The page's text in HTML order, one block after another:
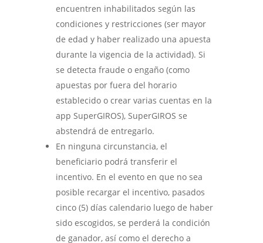
encuentren inhabilitados según las
condiciones y restricciones (ser mayor
de edad y haber realizado una apuesta
durante la vigencia de la actividad). Si
se detecta fraude o engaño (como
apuestas por fuera del horario
establecido o crear varias cuentas en la
app SuperGIROS), SuperGIROS se
abstendrá de entregarlo.
En ninguna circunstancia, el
beneficiario podrá transferir el
incentivo. En el evento en que no sea
posible recargar el incentivo, pasados
cinco (5) días calendario luego de haber
sido escogidos, se perderá la condición
de ganador, así como el derecho a